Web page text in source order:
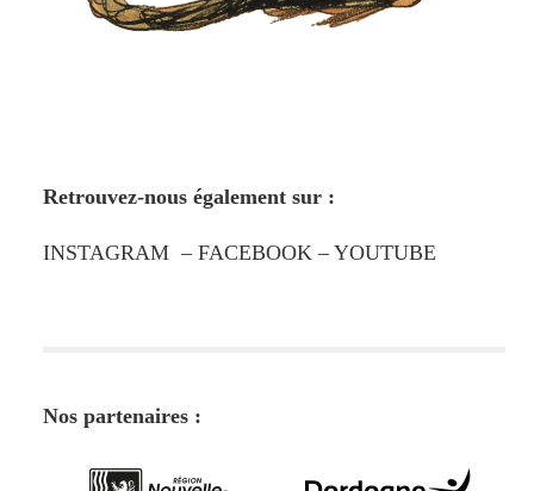
Retrouvez-nous également sur :
INSTAGRAM– FACEBOOK– YOUTUBE
Nos partenaires :